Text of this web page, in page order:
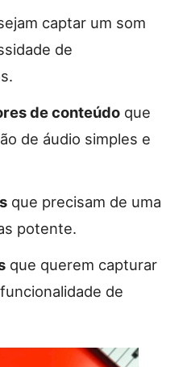
captar um som
de
de conteúdo que
de áudio simples e
que precisam de uma
potente.
que querem capturar
de